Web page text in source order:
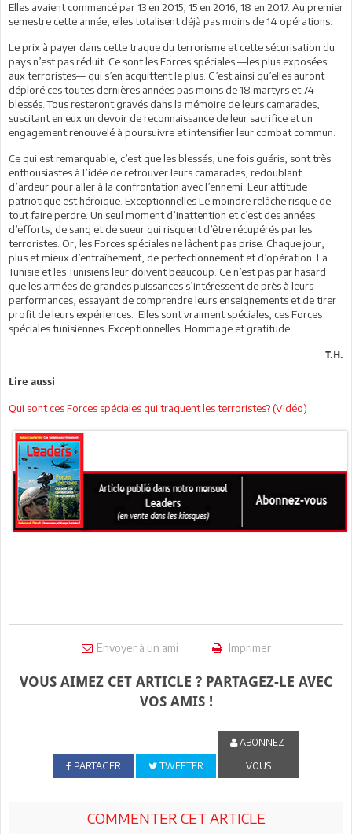
Elles avaient commencé par 13 en 2015, 15 en 2016, 18 en 2017. Au premier
semestre cette année, elles totalisent déjà pas moins de 14 opérations.
Le prix à payer dans cette traque du terrorisme et cette sécurisation du
pays n’est pas réduit. Ce sont les Forces spéciales —les plus exposées
aux terroristes— qui s’en acquittent le plus. C’est ainsi qu’elles auront
déploré ces toutes dernières années pas moins de 18 martyrs et 74
blessés. Tous resteront gravés dans la mémoire de leurs camarades,
suscitant en eux un devoir de reconnaissance de leur sacrifice et un
engagement renouvelé à poursuivre et intensifier leur combat commun.
Ce qui est remarquable, c’est que les blessés, une fois guéris, sont très
enthousiastes à l’idée de retrouver leurs camarades, redoublant
d’ardeur pour aller à la confrontation avec l’ennemi. Leur attitude
patriotique est héroïque. Exceptionnelles Le moindre relâche risque de
tout faire perdre. Un seul moment d’inattention et c’est des années
d’efforts, de sang et de sueur qui risquent d’être récupérés par les
terroristes. Or, les Forces spéciales ne lâchent pas prise. Chaque jour,
plus et mieux d’entraînement, de perfectionnement et d’opération. La
Tunisie et les Tunisiens leur doivent beaucoup. Ce n’est pas par hasard
que les armées de grandes puissances s’intéressent de près à leurs
performances, essayant de comprendre leurs enseignements et de tirer
profit de leurs expériences. Elles sont vraiment spéciales, ces Forces
spéciales tunisiennes. Exceptionnelles. Hommage et gratitude.
T.H.
Lire aussi
Qui sont ces Forces spéciales qui traquent les terroristes? (Vidéo)
Envoyer à un ami Imprimer
VOUS AIMEZ CET ARTICLE ? PARTAGEZ-LE AVEC
VOS AMIS !
PARTAGER TWEETER
ABONNEZ-
VOUS
COMMENTER CET ARTICLE